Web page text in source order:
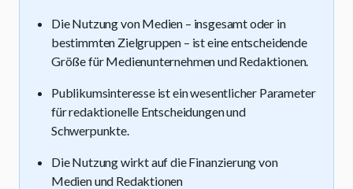
Die Nutzung von Medien – insgesamt oder in
bestimmten Zielgruppen – ist eine entscheidende
Größe für Medienunternehmen und Redaktionen.
Publikumsinteresse ist ein wesentlicher Parameter
für redaktionelle Entscheidungen und
Schwerpunkte.
Die Nutzung wirkt auf die Finanzierung von
Medien und Redaktionen